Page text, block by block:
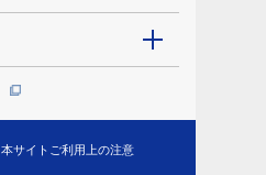
本サイトご利用上の注意